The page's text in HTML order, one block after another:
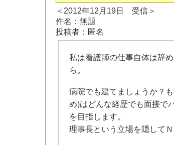
＜2012年12月19日 受信＞
件名：無題
投稿者：匿名
私は看護師の仕事自体は辞
ら。
病院でも建てましょうか？
め)はどんな経歴でも面接で
を目指します。
理事長という立場を隠して